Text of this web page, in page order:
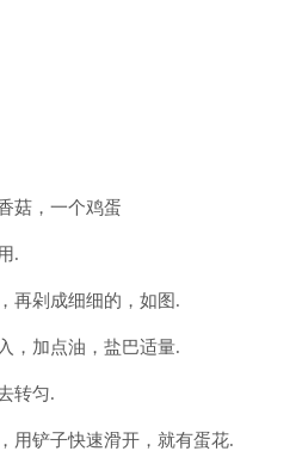
菇，一个鸡蛋
.
再剁成细细的，如图.
，加点油，盐巴适量.
转匀.
用铲子快速滑开，就有蛋花.